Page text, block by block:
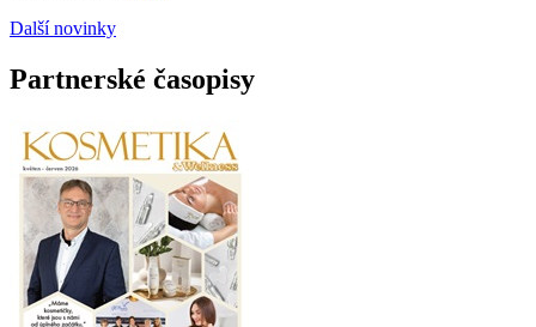
Další novinky
Partnerské časopisy